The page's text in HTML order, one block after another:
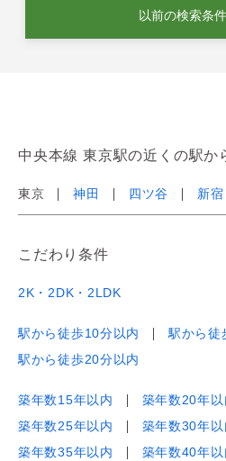
以前の検索条
中央本線 東京駅の近くの駅か
東京 神田 四ツ谷 新宿
こだわり条件
2K・2DK・2LDK
駅から徒歩10分以内
駅から徒
駅から徒歩20分以内
築年数15年以内
築年数20年以
築年数25年以内
築年数30年以
築年数35年以内
築年数40年以